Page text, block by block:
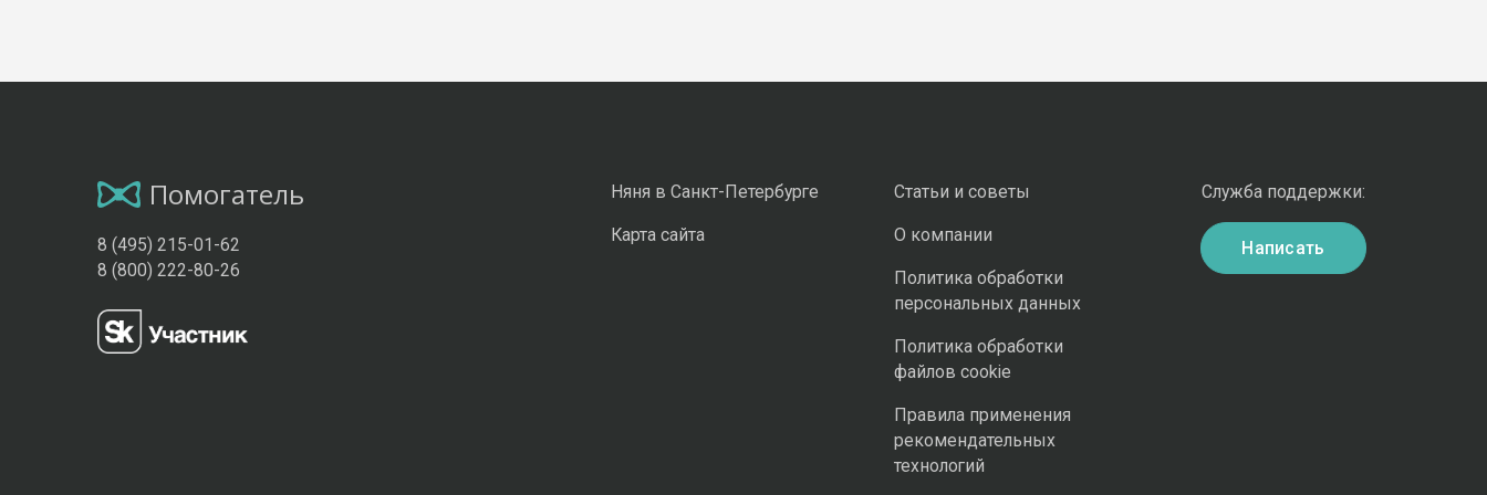
Помогатель
8 (495) 215-01-62
8 (800) 222-80-26
Няня в Санкт-Петербурге
Карта сайта
Статьи и советы
О компании
Политика обработки
персональных данных
Политика обработки
файлов cookie
Правила применения
рекомендательных
технологий
Служба поддержки:
Написать